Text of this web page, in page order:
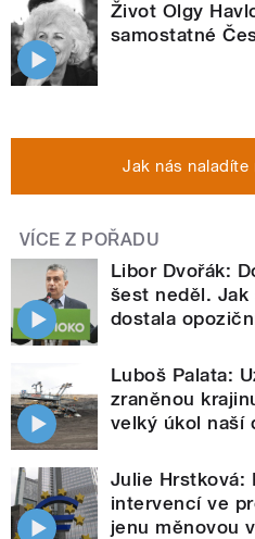
Život Olgy
samostatné
Jak nás naladíte
VÍCE Z POŘADU
Libor Dvořák:
šest neděl. Jak
dostala
Luboš Palata:
zraněnou
velký úkol naší
Julie Hrstková:
intervencí ve
jenu měnovou